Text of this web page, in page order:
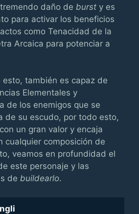
daño de burst y es
para activar los beneficios
como Tenacidad de la
Arcaica para potenciar a
también es capaz de
Elementales y
de los enemigos que se
de su escudo, por todo esto,
un gran valor y encaja
cualquier composición de
veamos en profundidad el
este personaje y las
de buildearlo.